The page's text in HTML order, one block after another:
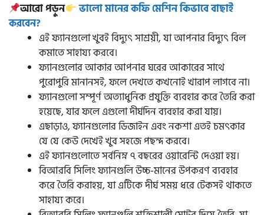
আরো পড়ুন
ভালো মানের কফি মেশিন কিভাবে বাছাই
করবেন?
এই ফ্যানগুলো খুবই বিদ্যুৎ সাশ্রয়ী, যা আপনার বিদ্যুৎ বিল
কমাতে সাহায্য করবে।
ফ্যানগুলোর আকার আপনার ঘরের আকারের সাথে
পুরোপুরি মানানসই, ফলে দেখতে কখনোই খারাপ লাগবে না।
ফ্যানগুলো সম্পূর্ণ অত্যাধুনিক প্রযুক্তি ব্যবহার করে তৈরি করা
হয়েছে, যার ফলে এগুলো দীর্ঘদিন ব্যবহার করা যায়।
এছাড়াও, ফ্যানগুলোর ডিজাইন এবং নকশা এতই চমৎকার
যে যে কেউ দেখেই খুব সহজে পছন্দ করবে।
এই ফ্যানগুলোতে সর্বনিম্ন ৭ বছরের ওয়ারেন্টি দেওয়া হয়।
বিআরবি সিলিং ফ্যানগুলি উচ্চ-মানের উপকরণ ব্যবহার
করে তৈরি করাহয়, যা এটিকে দীর্ঘ সময় ধরে টেকসই থাকতে
সাহায্য করে।